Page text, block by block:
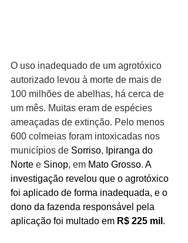
O uso inadequado de um agrotóxico
autorizado levou à morte de mais de
100 milhões de abelhas, há cerca de
um mês. Muitas eram de espécies
ameaçadas de extinção. Pelo menos
600 colmeias foram intoxicadas nos
municípios de Sorriso, Ipiranga do
Norte e Sinop, em Mato Grosso. A
investigação revelou que o agrotóxico
foi aplicado de forma inadequada, e o
dono da fazenda responsável pela
aplicação foi multado em R$ 225 mil .